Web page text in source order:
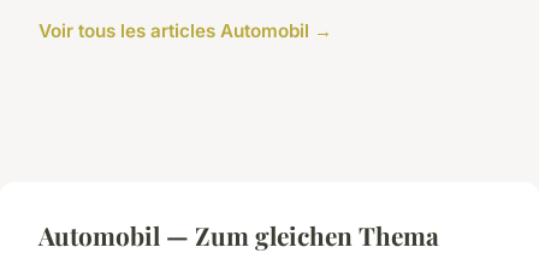
Voir tous les articles Automobil →
Automobil — Zum gleichen Thema